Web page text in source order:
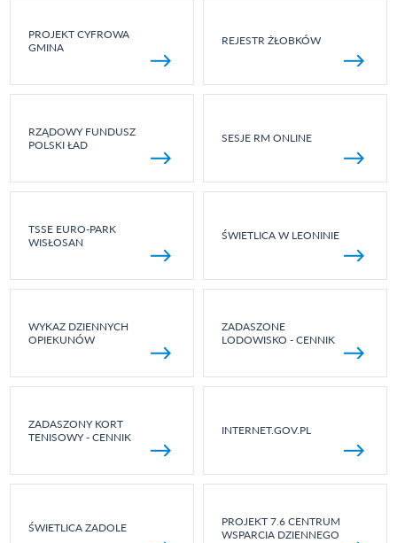
PROJEKT CYFROWA
GMINA
REJESTR ŻŁOBKÓW
RZĄDOWY FUNDUSZ
POLSKI ŁAD
SESJE RM ONLINE
TSSE EURO-PARK
WISŁOSAN
ŚWIETLICA W LEONINIE
WYKAZ DZIENNYCH
OPIEKUNÓW
ZADASZONE
LODOWISKO - CENNIK
ZADASZONY KORT
TENISOWY - CENNIK
INTERNET.GOV.PL
ŚWIETLICA ZADOLE
PROJEKT 7.6 CENTRUM
WSPARCIA DZIENNEGO